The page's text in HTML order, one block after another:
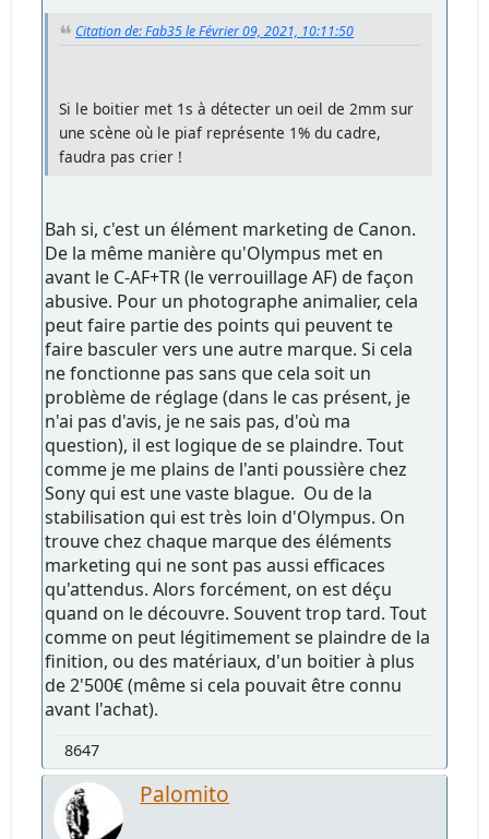
Citation de: Fab35 le Février 09, 2021, 10:11:50
Si le boitier met 1s à détecter un oeil de 2mm sur
une scène où le piaf représente 1% du cadre,
faudra pas crier !
Bah si, c'est un élément marketing de Canon.
De la même manière qu'Olympus met en
avant le C-AF+TR (le verrouillage AF) de façon
abusive. Pour un photographe animalier, cela
peut faire partie des points qui peuvent te
faire basculer vers une autre marque. Si cela
ne fonctionne pas sans que cela soit un
problème de réglage (dans le cas présent, je
n'ai pas d'avis, je ne sais pas, d'où ma
question), il est logique de se plaindre. Tout
comme je me plains de l'anti poussière chez
Sony qui est une vaste blague. Ou de la
stabilisation qui est très loin d'Olympus. On
trouve chez chaque marque des éléments
marketing qui ne sont pas aussi efficaces
qu'attendus. Alors forcément, on est déçu
quand on le découvre. Souvent trop tard. Tout
comme on peut légitimement se plaindre de la
finition, ou des matériaux, d'un boitier à plus
de 2'500€ (même si cela pouvait être connu
avant l'achat).
8647
Palomito